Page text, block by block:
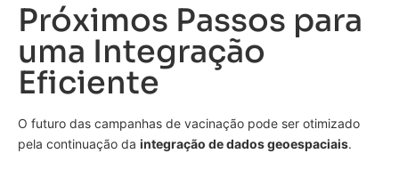
Próximos Passos para
uma Integração
Eficiente
O futuro das campanhas de vacinação pode ser otimizado
pela continuação da integração de dados geoespaciais.